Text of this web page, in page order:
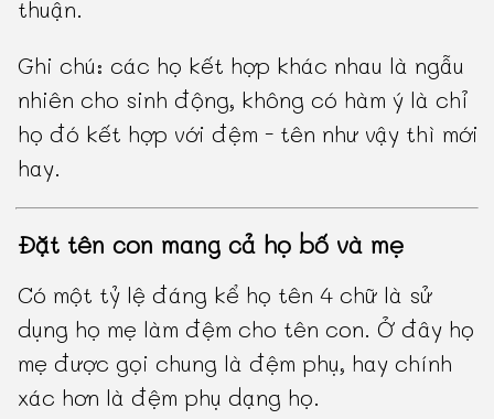
thuận.
Ghi chú: các họ kết hợp khác nhau là ngẫu
nhiên cho sinh động, không có hàm ý là chỉ
họ đó kết hợp với đệm - tên như vậy thì mới
hay.
Đặt tên con mang cả họ bố và mẹ
Có một tỷ lệ đáng kể họ tên 4 chữ là sử
dụng họ mẹ làm đệm cho tên con. Ở đây họ
mẹ được gọi chung là đệm phụ, hay chính
xác hơn là đệm phụ dạng họ.